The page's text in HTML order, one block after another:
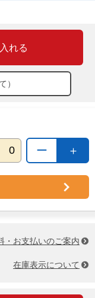
れる
）
＋
ー
・お支払いのご案内
在庫表示について